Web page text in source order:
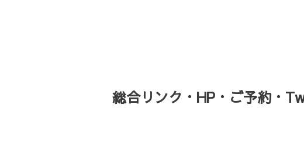
総合リンク・HP・ご予約・